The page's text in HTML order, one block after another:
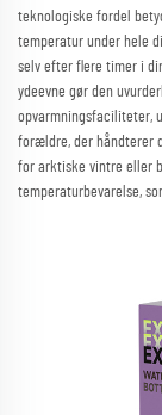
teknologiske fordel
temperatur under hele
selv efter flere timer i
ydeevne gør den
opvarmningsfaciliteter,
forældre, der håndterer
for arktiske vintre eller
temperaturbevarelse,